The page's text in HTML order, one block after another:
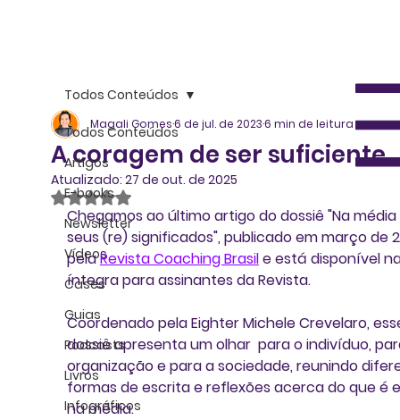
Todos Conteúdos
Artigos
E-books
Newsletter
Vídeos
Cases
Guias
Podcasts
Livros
Infográficos
Todos Conteúdos
A coragem de ser suficiente
Magali Gomes6 de jul. de 20236 min de leitura
Atualizado: 27 de out. de 2025
Avaliado com NaN de 5 estrelas.
Chegamos ao último artigo do dossiê "Na
seus (re) significados", publicado em março de
pela Revista Coaching Brasil e está disponível
íntegra para assinantes da Revista.
Coordenado pela Eighter Michele Crevelaro,
dossiê apresenta um olhar  para o indivíduo,
organização e para a sociedade, reunindo
formas de escrita e reflexões acerca do que é
na média.